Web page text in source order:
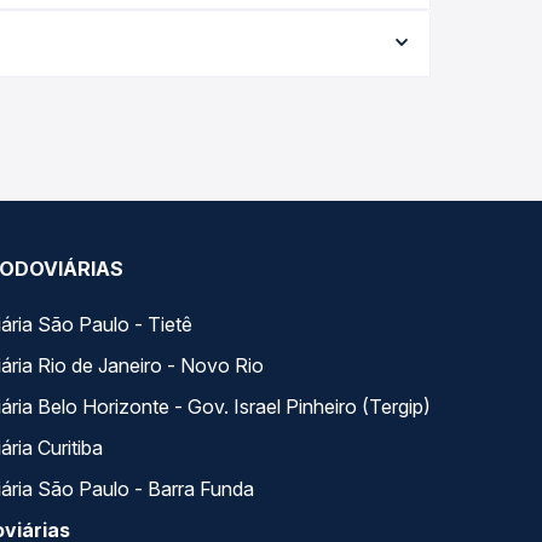
oferta para o seu roteiro.
São Paulo - Tietê
Rio de Janeiro - Novo Rio
Belo Horizonte - Gov. Israel Pinheiro (Tergip)
Curitiba
São Paulo - Barra Funda